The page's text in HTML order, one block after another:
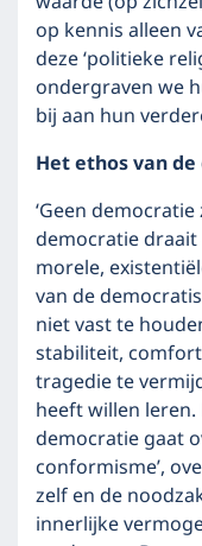
op kennis alleen
deze ‘politieke
ondergraven we
bij aan hun
Het ethos van
‘Geen
democratie
morele,
van de
niet vast te
stabiliteit,
tragedie te
heeft willen
democratie gaat
conformisme’,
zelf en de
innerlijke